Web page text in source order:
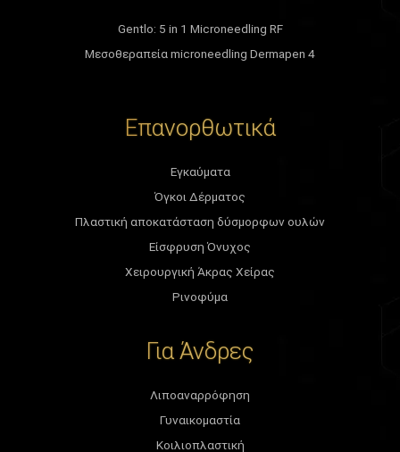
Gentlo: 5 in 1 Microneedling RF
Μεσοθεραπεία microneedling Dermapen 4
Επανορθωτικά
Εγκαύματα
Όγκοι Δέρματος
Πλαστική αποκατάσταση δύσμορφων ουλών
Είσφρυση Όνυχος
Χειρουργική Άκρας Χείρας
Ρινοφύμα
Για Άνδρες
Λιποαναρρόφηση
Γυναικομαστία
Κοιλιοπλαστική